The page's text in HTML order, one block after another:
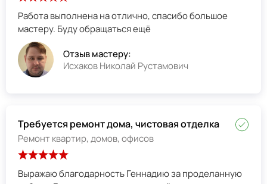
Работа выполнена на отлично, спасибо большое
мастеру. Буду обращаться ещё
Отзыв мастеру:
Исхаков Николай Рустамович
Требуется ремонт дома, чистовая отделка
Ремонт квартир, домов, офисов
Выражаю благодарность Геннадию за проделанную